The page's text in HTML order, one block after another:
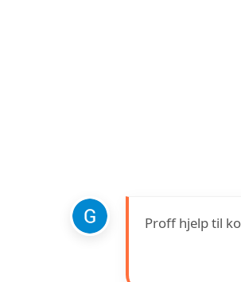
Proff hjelp til